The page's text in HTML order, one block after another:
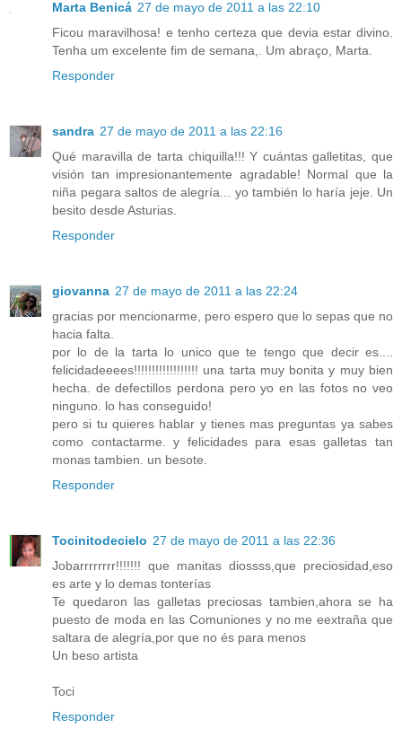
Marta Benicá 27 de mayo de 2011 a las 22:10
Ficou maravilhosa! e tenho certeza que devia estar divino.
Tenha um excelente fim de semana,. Um abraço, Marta.
Responder
sandra 27 de mayo de 2011 a las 22:16
Qué maravilla de tarta chiquilla!!! Y cuántas galletitas, que
visión tan impresionantemente agradable! Normal que la
niña pegara saltos de alegría... yo también lo haría jeje. Un
besito desde Asturias.
Responder
giovanna 27 de mayo de 2011 a las 22:24
gracias por mencionarme, pero espero que lo sepas que no
hacia falta.
por lo de la tarta lo unico que te tengo que decir es....
felicidadeeees!!!!!!!!!!!!!!!!!! una tarta muy bonita y muy bien
hecha. de defectillos perdona pero yo en las fotos no veo
ninguno. lo has conseguido!
pero si tu quieres hablar y tienes mas preguntas ya sabes
como contactarme. y felicidades para esas galletas tan
monas tambien. un besote.
Responder
Tocinitodecielo 27 de mayo de 2011 a las 22:36
Jobarrrrrrrr!!!!!!! que manitas diossss,que preciosidad,eso
es arte y lo demas tonterías
Te quedaron las galletas preciosas tambien,ahora se ha
puesto de moda en las Comuniones y no me eextraña que
saltara de alegría,por que no és para menos
Un beso artista
Toci
Responder